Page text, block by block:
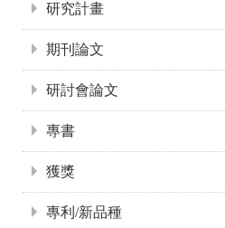
研究計畫
期刊論文
研討會論文
專書
獲獎
專利/新品種